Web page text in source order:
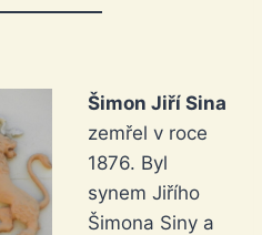
Šimon Jiří Sina
zemřel v roce
1876. Byl
synem Jiřího
Šimona Siny a